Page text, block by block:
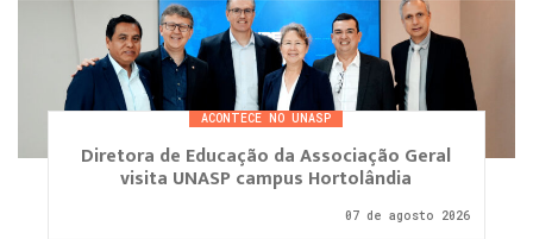
ACONTECE NO UNASP
Diretora de Educação da Associação Geral
visita UNASP campus Hortolândia
07 de agosto 2026